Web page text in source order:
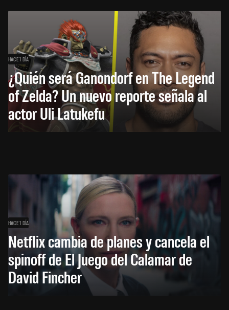
HACE 1 DÍA
¿Quién será Ganondorf en The Legend
of Zelda? Un nuevo reporte señala al
actor Uli Latukefu
HACE 1 DÍA
Netflix cambia de planes y cancela el
spinoff de El Juego del Calamar de
David Fincher